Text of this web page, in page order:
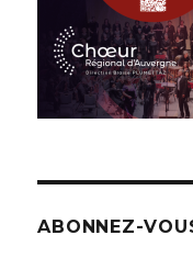
ABONNEZ-